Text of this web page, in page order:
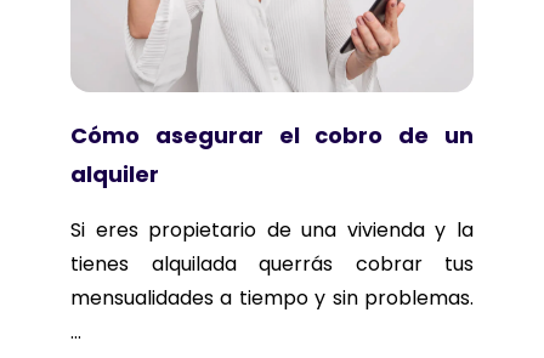
Cómo asegurar el cobro de un
alquiler
Si eres propietario de una vivienda y la
tienes alquilada querrás cobrar tus
mensualidades a tiempo y sin problemas.
...